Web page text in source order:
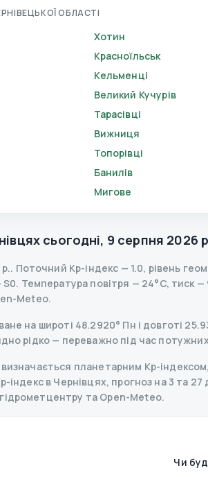
ОБЛАСТІ
Хотин
Красноїльськ
Кельменці
Великий Кучурів
Тарасівці
Вижниця
Топорівці
Банилів
Мигове
сьогодні, 9 серпня 2026
. Поточний Kp-індекс — 1.0, рівень
S0. Температура повітря — 24°C, тиск
Meteo.
на широті 48.2920° Пн і довготі
рідко — переважно під час потужних
планетарним Kp-
індекс в Чернівцях, прогноз на 3 та 27
та Open-Meteo.
Чи